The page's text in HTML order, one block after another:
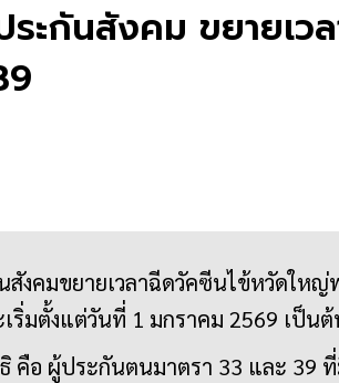
ระกันสังคม ขยายเ
สังคมขยายเวลาฉีดวัคซีนไข้หวัดให
เริ่มตั้งแต่วันที่ 1 มกราคม 2569 เป็น
คือ ผู้ประกันตนมาตรา 33 และ 39